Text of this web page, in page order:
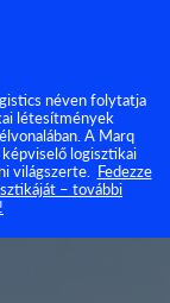
néven folytatja
létesítmények
A Marq
logisztikai
világszerte. Fedezze
– további